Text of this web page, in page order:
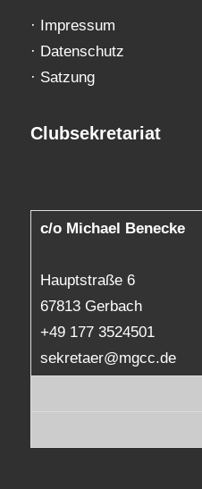
·
Impressum
· Datenschutz
· Satzung
Clubsekretariat
c/o Michael Benecke
Hauptstraße 6
67813 Gerbach
+49 177 3524501
sekretaer@mgcc.de